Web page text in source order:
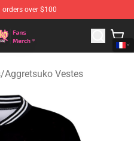
over $100
Aggretsuko Merchandise
/Aggretsuko Vestes